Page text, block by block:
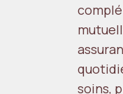
soins,